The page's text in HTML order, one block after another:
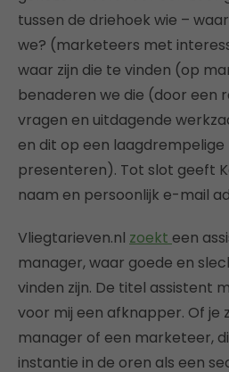
tussen de driehoek wie –
we? (marketeers met
waar zijn die te vinden (op
benaderen we die (door een
vragen en uitdagende
en dit op een
presenteren). Tot slot geeft
naam en persoonlijk e-mail
Vliegtarieven.nl zoekt een
manager, waar goede en
vinden zijn. De titel assistent
voor mij een afknapper. Of je
manager of een marketeer,
instantie in de oren als een